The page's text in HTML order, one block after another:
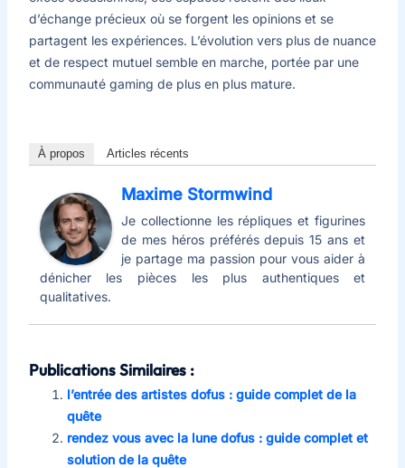
d’échange précieux où se forgent les opinions et se
partagent les expériences. L’évolution vers plus de nuance
et de respect mutuel semble en marche, portée par une
communauté gaming de plus en plus mature.
À propos Articles récents
Maxime Stormwind
Je collectionne les répliques et figurines
de mes héros préférés depuis 15 ans et
je partage ma passion pour vous aider à
dénicher les pièces les plus authentiques et
qualitatives.
Publications Similaires :
l’entrée des artistes dofus : guide complet de la
quête
rendez vous avec la lune dofus : guide complet et
solution de la quête